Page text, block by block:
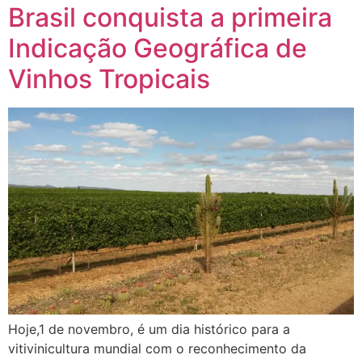
Brasil conquista a primeira
Indicação Geográfica de
Vinhos Tropicais
Hoje,1 de novembro, é um dia histórico para a
vitivinicultura mundial com o reconhecimento da